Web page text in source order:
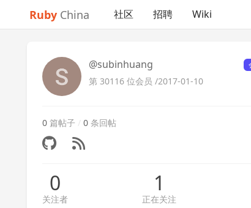
Ruby China 社区 招聘 Wiki
@subinhuang
第 30116 位会员 /2017-01-10
0 篇帖子 / 0 条回帖
0
关注者
1
正在关注